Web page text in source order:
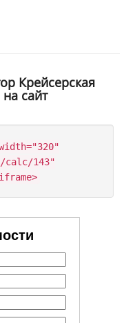
Крейсерская
сайт
143"